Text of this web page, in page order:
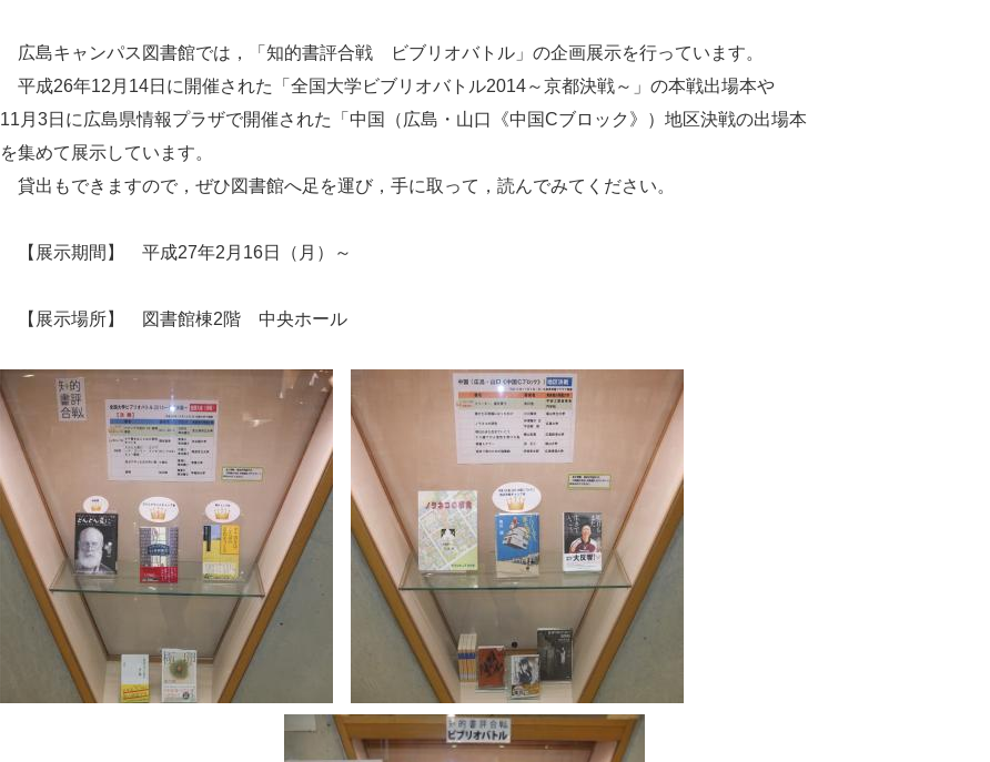
広島キャンパス図書館では，「知的書評合戦 ビブリオバトル」の企画展示を行っています。
平成26年12月14日に開催された「全国大学ビブリオバトル2014～京都決戦～」の本戦出場本や
11月3日に広島県情報プラザで開催された「中国（広島・山口《中国Cブロック》）地区決戦の出場本
を集めて展示しています。
貸出もできますので，ぜひ図書館へ足を運び，手に取って，読んでみてください。
【展示期間】 平成27年2月16日（月）～
【展示場所】 図書館棟2階 中央ホール